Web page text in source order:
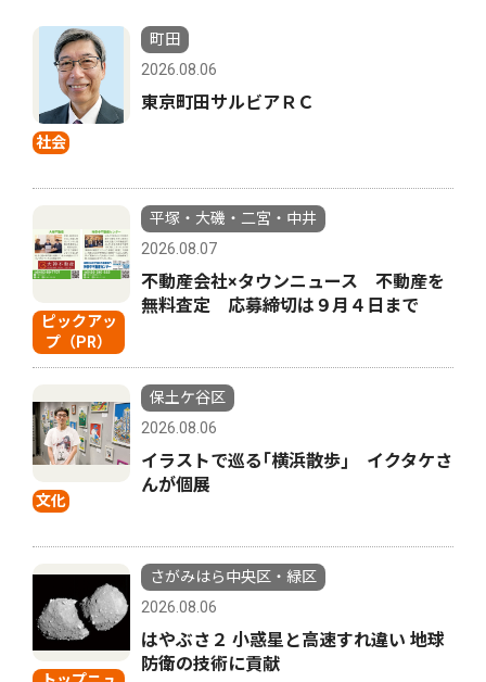
社会
町田
2026.08.06
東京町田サルビアＲＣ
ピックアッ
プ（PR）
平塚・大磯・二宮・中井
2026.08.07
不動産会社×タウンニュース 不動産を
無料査定 応募締切は９月４日まで
文化
保土ケ谷区
2026.08.06
イラストで巡る｢横浜散歩｣ イクタケさ
んが個展
さがみはら中央区・緑区
2026.08.06
はやぶさ２ 小惑星と高速すれ違い 地球
防衛の技術に貢献